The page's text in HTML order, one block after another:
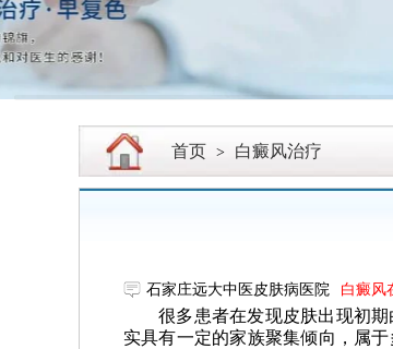
首页 > 白癜风治疗
石家庄远大中医皮肤病医院 白癜风
很多患者在发现皮肤出现初
实具有一定的家族聚集倾向，属